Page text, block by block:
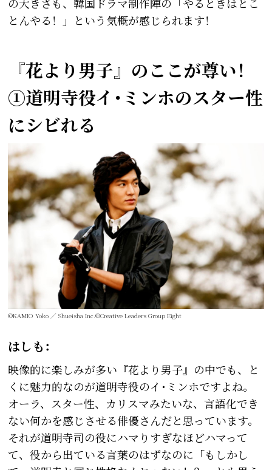
とんやる！」という気概が感じられます！
『花より男子』のここが尊い！
①道明寺役イ･ミンホのスター性
にシビれる
©KAMIO Yoko ／ Shueisha Inc.©Creative Leaders Group Eight
はしも：
映像的に楽しみが多い『花より男子』の中でも、と
くに魅力的なのが道明寺役のイ･ミンホですよね。
オーラ、スター性、カリスマみたいな、言語化でき
ない何かを感じさせる俳優さんだと思っています。
それが道明寺司の役にハマりすぎなほどハマって
て、役から出ている言葉のはずなのに「もしかし